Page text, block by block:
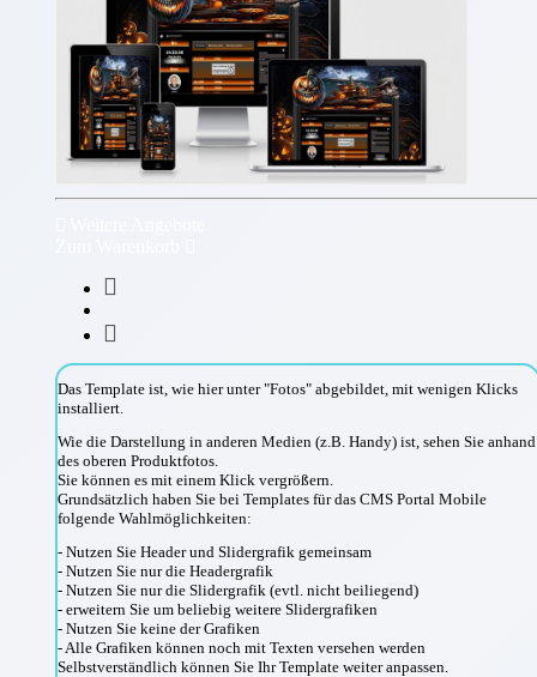
Das Template ist, wie hier unter "Fotos" abgebildet, mit wenigen Klicks
installiert.
Wie die Darstellung in anderen Medien (z.B. Handy) ist, sehen Sie anhand
des oberen Produktfotos.
Sie können es mit einem Klick vergrößern.
Grundsätzlich haben Sie bei Templates für das CMS Portal Mobile
folgende Wahlmöglichkeiten:
- Nutzen Sie Header und Slidergrafik gemeinsam
- Nutzen Sie nur die Headergrafik
- Nutzen Sie nur die Slidergrafik (evtl. nicht beiliegend)
- erweitern Sie um beliebig weitere Slidergrafiken
- Nutzen Sie keine der Grafiken
- Alle Grafiken können noch mit Texten versehen werden
Selbstverständlich können Sie Ihr Template weiter anpassen.